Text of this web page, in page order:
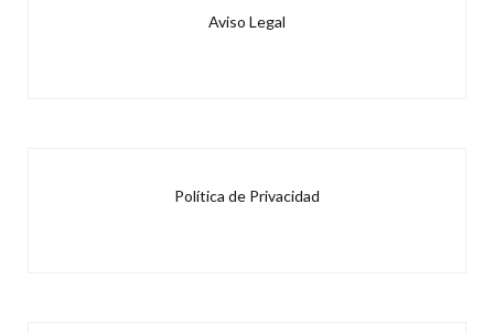
Aviso Legal
Política de Privacidad